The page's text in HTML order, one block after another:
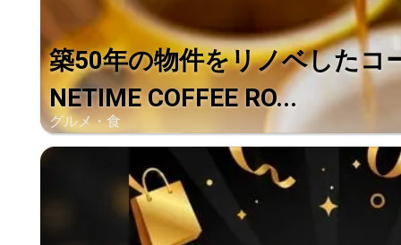
築50年の物件をリノベしたコ
NETIME COFFEE RO...
グルメ・食